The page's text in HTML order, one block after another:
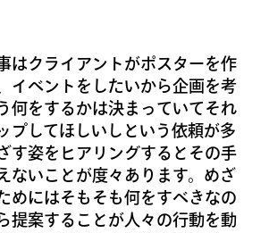
はクライアントがポスターを作
イベントをしたいから企画を考
何をするかは決まっていてそれ
プしてほしいしという依頼が多
す姿をヒアリングするとその手
ないことが度々あります。めざ
めにはそもそも何をすべきなの
提案することが人々の行動を動